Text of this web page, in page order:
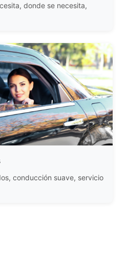
donde se necesita,
conducción suave, servicio